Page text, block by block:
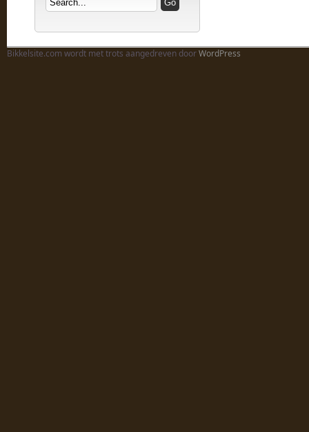
Bikkelsite.com wordt met trots aangedreven doorWordPress